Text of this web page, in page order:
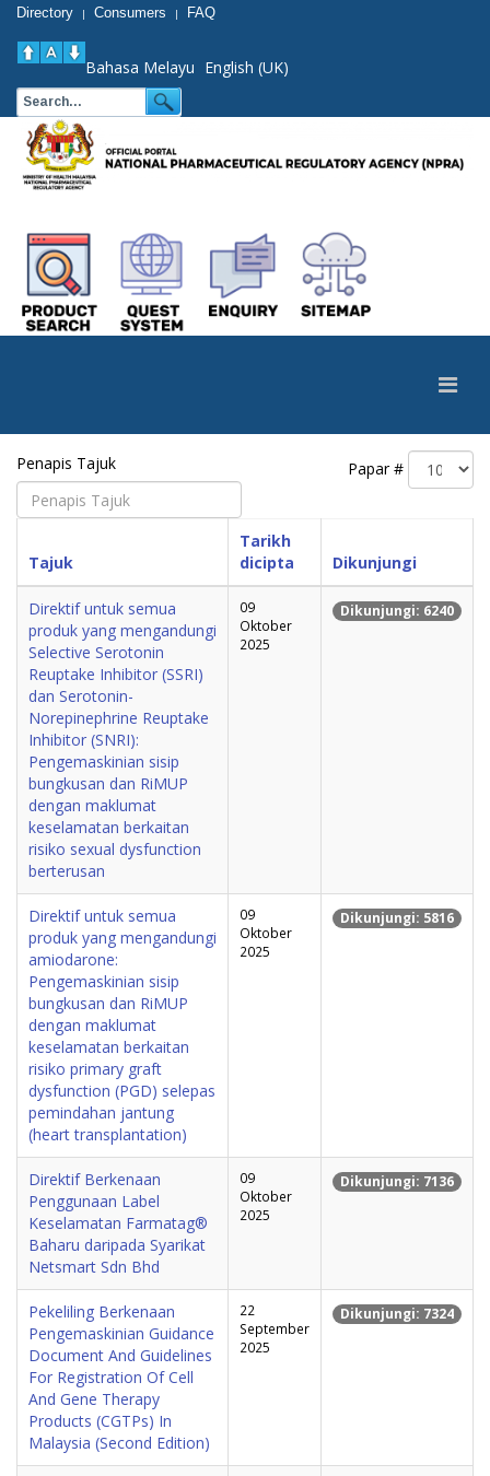
Directory | Consumers | FAQ
Bahasa Melayu English (UK)
Penapis Tajuk Papar #
Tajuk
Tarikh
dicipta
Dikunjungi
Direktif untuk semua
produk yang mengandungi
Selective Serotonin
Reuptake Inhibitor (SSRI)
dan Serotonin-
Norepinephrine Reuptake
Inhibitor (SNRI):
Pengemaskinian sisip
bungkusan dan RiMUP
dengan maklumat
keselamatan berkaitan
risiko sexual dysfunction
berterusan
09
Oktober
2025
Dikunjungi: 6240
Direktif untuk semua
produk yang mengandungi
amiodarone:
Pengemaskinian sisip
bungkusan dan RiMUP
dengan maklumat
keselamatan berkaitan
risiko primary graft
dysfunction (PGD) selepas
pemindahan jantung
(heart transplantation)
09
Oktober
2025
Dikunjungi: 5816
Direktif Berkenaan
Penggunaan Label
Keselamatan Farmatag®
Baharu daripada Syarikat
Netsmart Sdn Bhd
09
Oktober
2025
Dikunjungi: 7136
Pekeliling Berkenaan
Pengemaskinian Guidance
Document And Guidelines
For Registration Of Cell
And Gene Therapy
Products (CGTPs) In
Malaysia (Second Edition)
22
September
2025
Dikunjungi: 7324